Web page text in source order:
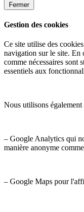
Fermer
Gestion des cookies
Ce site utilise des
navigation sur le site. En
comme nécessaires sont
essentiels aux
Nous utilisons également
– Google Analytics qui
manière anonyme
– Google Maps pour